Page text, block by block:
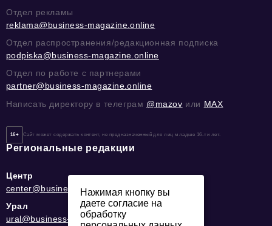
Отдел рекламы
reklama@business-magazine.online
Отдел распространения/редакционная подписка
podpiska@business-magazine.online
Отдел по работе с партнерами
partner@business-magazine.online
Написать директору в телеграм @mazov или MAX
16+ Сайт может содержать контент, не предназначенный для лиц младше 16-ти лет.
Региональные редакции
Центр
center@business-magazine.online
Урал
ural@business-magazine.online
Нажимая кнопку вы
даете согласие на
обработку